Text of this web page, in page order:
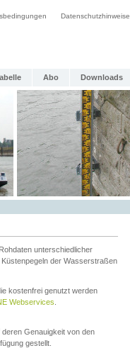
Datenschutzhinweise
Abo Downloads
unterschiedlicher
der Wasserstraßen
kostenfrei genutzt werden
Webservices
Genauigkeit von den
gestellt.